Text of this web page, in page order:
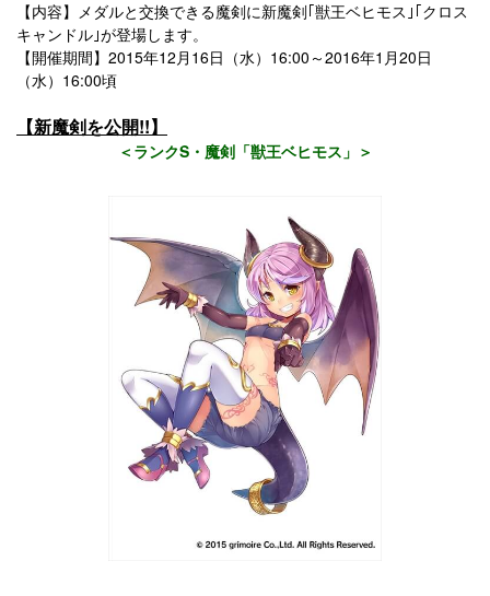
【内容】メダルと交換できる魔剣に新魔剣｢獣王ベヒモス｣｢クロス
キャンドル｣が登場します。
【開催期間】2015年12月16日（水）16:00～2016年1月20日
（水）16:00頃
【新魔剣を公開!!】
＜ランクS・魔剣「獣王ベヒモス」＞